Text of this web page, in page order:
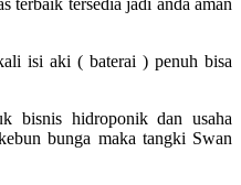
terbaik tersedia jadi anda aman
isi aki ( baterai ) penuh bisa
bisnis hidroponik dan usaha
bunga maka tangki Swan